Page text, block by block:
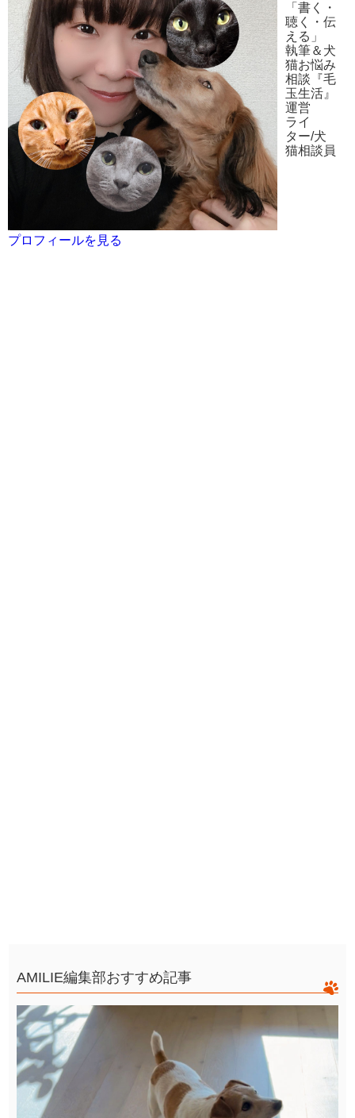
「書く・
聴く・伝
える」
執筆＆犬
猫お悩み
相談『毛
玉生活』
運営
ライ
ター/犬
猫相談員
プロフィールを見る
AMILIE編集部おすすめ記事